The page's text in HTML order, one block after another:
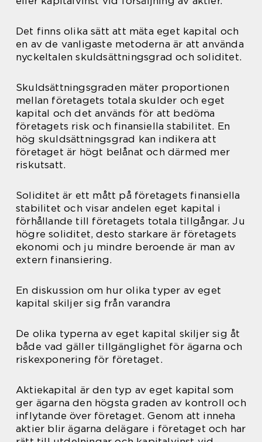
Det finns olika sätt att mäta eget kapital och
en av de vanligaste metoderna är att använda
nyckeltalen skuldsättningsgrad och soliditet.
Skuldsättningsgraden mäter proportionen
mellan företagets totala skulder och eget
kapital och det används för att bedöma
företagets risk och finansiella stabilitet. En
hög skuldsättningsgrad kan indikera att
företaget är högt belånat och därmed mer
riskutsatt.
Soliditet är ett mått på företagets finansiella
stabilitet och visar andelen eget kapital i
förhållande till företagets totala tillgångar. Ju
högre soliditet, desto starkare är företagets
ekonomi och ju mindre beroende är man av
extern finansiering.
En diskussion om hur olika typer av eget
kapital skiljer sig från varandra
De olika typerna av eget kapital skiljer sig åt
både vad gäller tillgänglighet för ägarna och
riskexponering för företaget.
Aktiekapital är den typ av eget kapital som
ger ägarna den högsta graden av kontroll och
inflytande över företaget. Genom att inneha
aktier blir ägarna delägare i företaget och har